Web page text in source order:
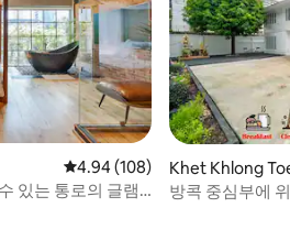
평점 4.94점(5점 만점), 후기
4.94 (108)
있는 통로의 글램
Khet Khlong
방콕 중심부에